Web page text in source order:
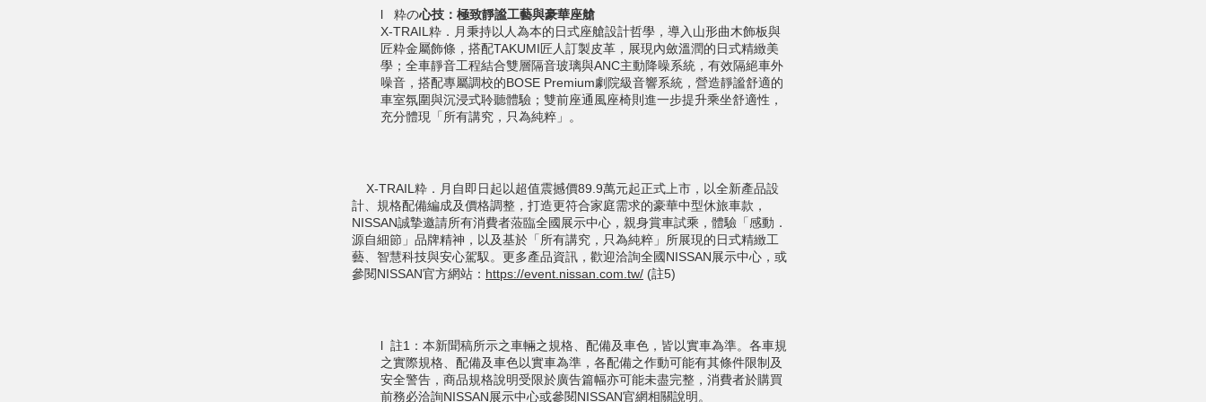
l 粋の心技：極致靜謐工藝與豪華座艙
X-TRAIL粋．月秉持以人為本的日式座艙設計哲學，導入山形曲木飾板與
匠粋金屬飾條，搭配TAKUMI匠人訂製皮革，展現內斂溫潤的日式精緻美
學；全車靜音工程結合雙層隔音玻璃與ANC主動降噪系統，有效隔絕車外
噪音，搭配專屬調校的BOSE Premium劇院級音響系統，營造靜謐舒適的
車室氛圍與沉浸式聆聽體驗；雙前座通風座椅則進一步提升乘坐舒適性，
充分體現「所有講究，只為純粹」。
X-TRAIL粋．月自即日起以超值震撼價89.9萬元起正式上市，以全新產品設
計、規格配備編成及價格調整，打造更符合家庭需求的豪華中型休旅車款，
NISSAN誠摯邀請所有消費者蒞臨全國展示中心，親身賞車試乘，體驗「感動．
源自細節」品牌精神，以及基於「所有講究，只為純粹」所展現的日式精緻工
藝、智慧科技與安心駕馭。更多產品資訊，歡迎洽詢全國NISSAN展示中心，或
參閱NISSAN官方網站： https://event.nissan.com.tw/ (註5)
l 註1：本新聞稿所示之車輛之規格、配備及車色，皆以實車為準。各車規
之實際規格、配備及車色以實車為準，各配備之作動可能有其條件限制及
安全警告，商品規格說明受限於廣告篇幅亦可能未盡完整，消費者於購買
前務必洽詢NISSAN展示中心或參閱NISSAN官網相關說明。